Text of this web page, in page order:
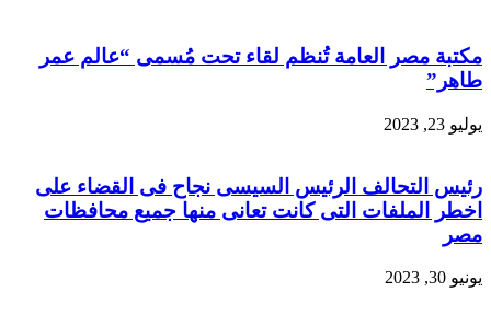
مكتبة مصر العامة تُنظم لقاء تحت مُسمى “عالم عمر
طاهر”
يوليو 23, 2023
رئيس التحالف الرئيس السيسى نجاح فى القضاء على
اخطر الملفات التى كانت تعانى منها جميع محافظات
مصر
يونيو 30, 2023